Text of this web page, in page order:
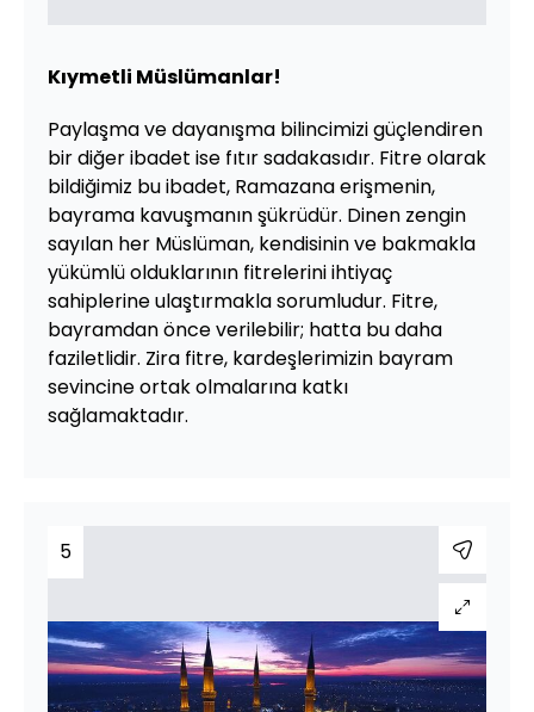
Kıymetli Müslümanlar!
Paylaşma ve dayanışma bilincimizi güçlendiren
bir diğer ibadet ise fıtır sadakasıdır. Fitre olarak
bildiğimiz bu ibadet, Ramazana erişmenin,
bayrama kavuşmanın şükrüdür. Dinen zengin
sayılan her Müslüman, kendisinin ve bakmakla
yükümlü olduklarının fitrelerini ihtiyaç
sahiplerine ulaştırmakla sorumludur. Fitre,
bayramdan önce verilebilir; hatta bu daha
faziletlidir. Zira fitre, kardeşlerimizin bayram
sevincine ortak olmalarına katkı
sağlamaktadır.
5